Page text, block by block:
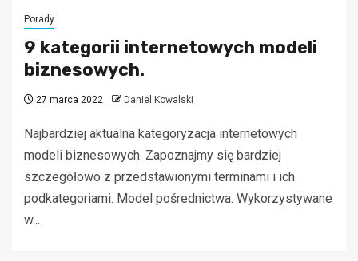
Porady
9 kategorii internetowych modeli
biznesowych.
27 marca 2022 Daniel Kowalski
Najbardziej aktualna kategoryzacja internetowych
modeli biznesowych. Zapoznajmy się bardziej
szczegółowo z przedstawionymi terminami i ich
podkategoriami. Model pośrednictwa. Wykorzystywane
w...